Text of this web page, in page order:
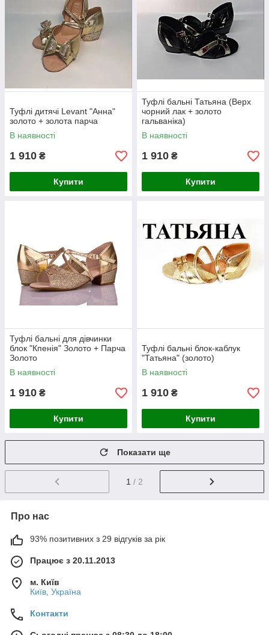
Туфлі дитячі Levant "Анна"
золото + золота парча
В наявності
1 910 ₴
Купити
Туфлі бальні Татьяна (Верх
чорний лак + золото
гальваніка)
В наявності
1 910 ₴
Купити
Туфлі бальні для дівчинки
блок "Кпенія" Золото + Парча
Золото
В наявності
1 910 ₴
Купити
Туфлі бальні блок-каблук
"Татьяна" (золото)
В наявності
1 910 ₴
Купити
Показати ще
1 / 2
Про нас
93% позитивних з 29 відгуків за рік
Працює з 20.11.2013
м. Київ
Київ, Україна
Контакти